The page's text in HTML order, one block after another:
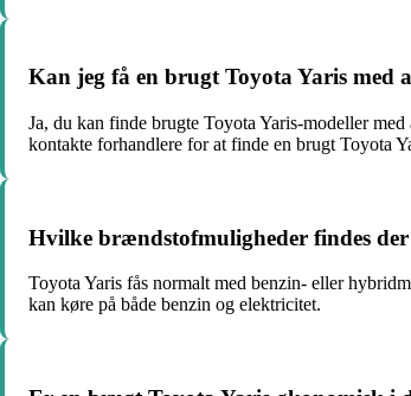
Kan jeg få en brugt Toyota Yaris med
Ja, du kan finde brugte Toyota Yaris-modeller
kontakte forhandlere for at finde en brugt Toyota
Hvilke brændstofmuligheder findes
Toyota Yaris fås normalt med benzin- eller
kan køre på både benzin og elektricitet.